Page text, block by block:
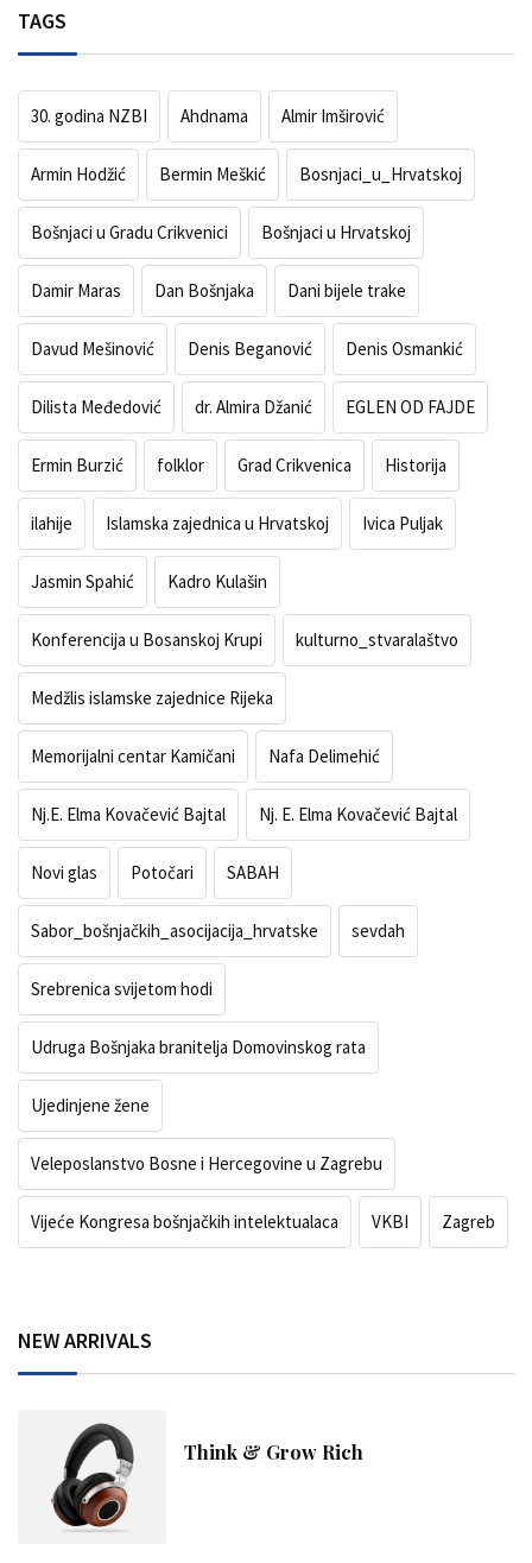
TAGS
30. godina NZBI Ahdnama Almir Imširović
Armin Hodžić Bermin Meškić Bosnjaci_u_Hrvatskoj
Bošnjaci u Gradu Crikvenici Bošnjaci u Hrvatskoj
Damir Maras Dan Bošnjaka Dani bijele trake
Davud Mešinović Denis Beganović Denis Osmankić
Dilista Međedović dr. Almira Džanić EGLEN OD FAJDE
Ermin Burzić folklor Grad Crikvenica Historija
ilahije Islamska zajednica u Hrvatskoj Ivica Puljak
Jasmin Spahić Kadro Kulašin
Konferencija u Bosanskoj Krupi kulturno_stvaralaštvo
Medžlis islamske zajednice Rijeka
Memorijalni centar Kamičani Nafa Delimehić
Nj.E. Elma Kovačević Bajtal Nj. E. Elma Kovačević Bajtal
Novi glas Potočari SABAH
Sabor_bošnjačkih_asocijacija_hrvatske sevdah
Srebrenica svijetom hodi
Udruga Bošnjaka branitelja Domovinskog rata
Ujedinjene žene
Veleposlanstvo Bosne i Hercegovine u Zagrebu
Vijeće Kongresa bošnjačkih intelektualaca VKBI Zagreb
NEW ARRIVALS
Think & Grow Rich